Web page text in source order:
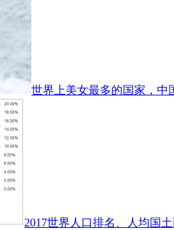
世界上美女最多的国家，中
2017世界人口排名、人均国